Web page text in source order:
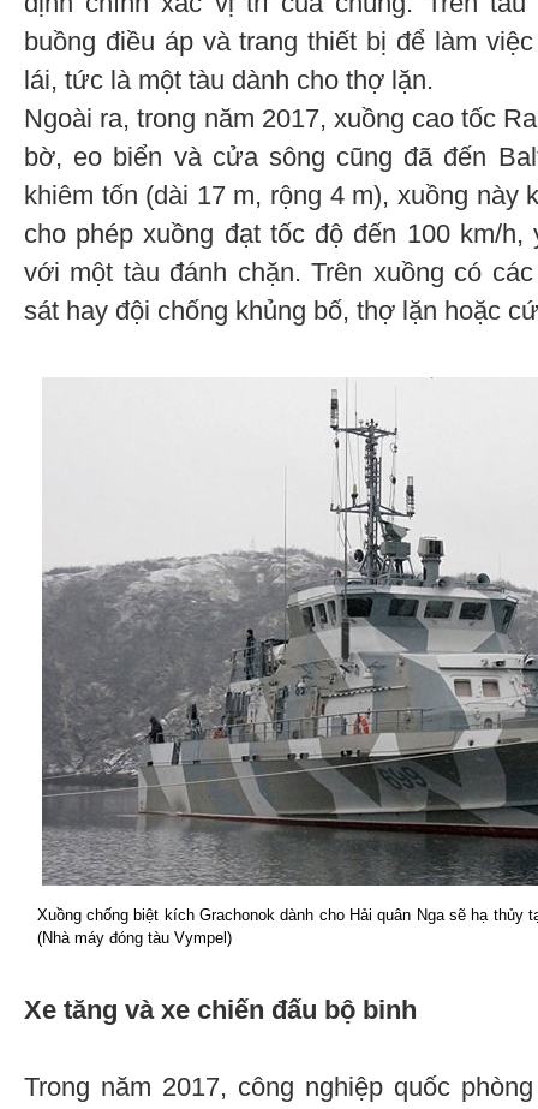
buồng điều áp và trang thiết bị để làm
lái, tức là một tàu dành cho thợ lặn.
Ngoài ra, trong năm 2017, xuồng cao tốc
bờ, eo biển và cửa sông cũng đã đến
khiêm tốn (dài 17 m, rộng 4 m), xuồng này
cho phép xuồng đạt tốc độ đến 100 km/h,
với một tàu đánh chặn. Trên xuồng có
sát hay đội chống khủng bố, thợ lặn hoặc
Xuồng chống biệt kích Grachonok dành cho Hải quân Nga sẽ hạ thủy
(Nhà máy đóng tàu Vympel)
Xe tăng và xe chiến đấu bộ binh
Trong năm 2017, công nghiệp quốc